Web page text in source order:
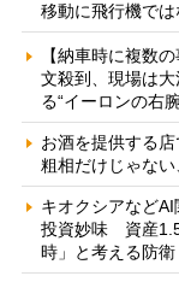
移動に飛行機で
【納車時に複数
文殺到、現場は
る“イーロンの右
お酒を提供する
粗相だけじゃない
キオクシアなどAI
投資妙味 資産
時」と考える防